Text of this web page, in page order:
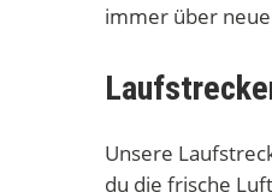
immer über
Unsere
du die frische